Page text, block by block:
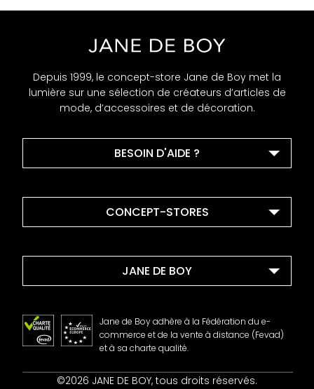
Depuis 1999, le concept-store Jane de Boy met la
lumière sur une sélection de créateurs d’articles de
mode, d’accessoires et de décoration.
BESOIN D'AIDE ?
CONCEPT-STORES
JANE DE BOY
Contact
Jane de Boy adhère à la Fédération du e-
commerce et de la vente à distance (Fevad)
et à sa charte qualité.
©2026 JANE DE BOY, tous droits réservés.